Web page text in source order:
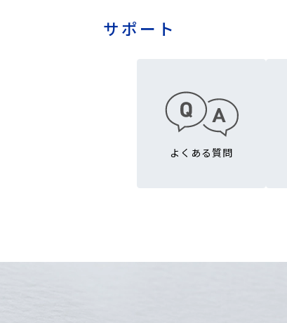
サポート
よくある質問